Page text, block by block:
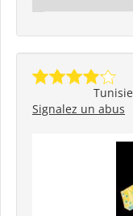
Tunisie
Signalez un abus